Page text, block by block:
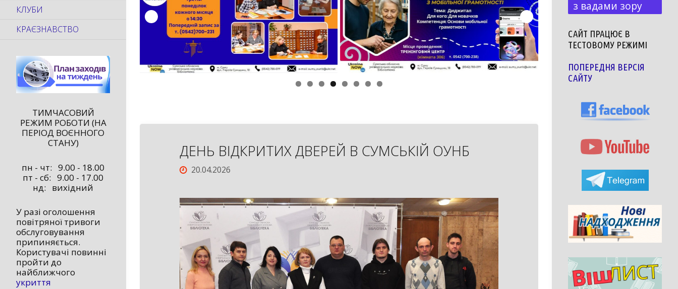
ДЕНЬ ВІДКРИТИХ ДВЕРЕЙ В СУМСЬКІЙ ОУНБ
20.04.2026
КЛУБИ
КРАЄЗНАВСТВО
ТИМЧАСОВИЙ
РЕЖИМ РОБОТИ (НА
ПЕРІОД ВОЄННОГО
СТАНУ)
пн - чт: 9.00 - 18.00
пт - сб: 9.00 - 17.00
нд: вихідний
У разі оголошення
повітряної тривоги
обслуговування
припиняється.
Користувачі повинні
пройти до
найближчого
укриття
з вадами зору
САЙТ ПРАЦЮЄ В
ТЕСТОВОМУ РЕЖИМІ
ПОПЕРЕДНЯ ВЕРСІЯ
САЙТУ